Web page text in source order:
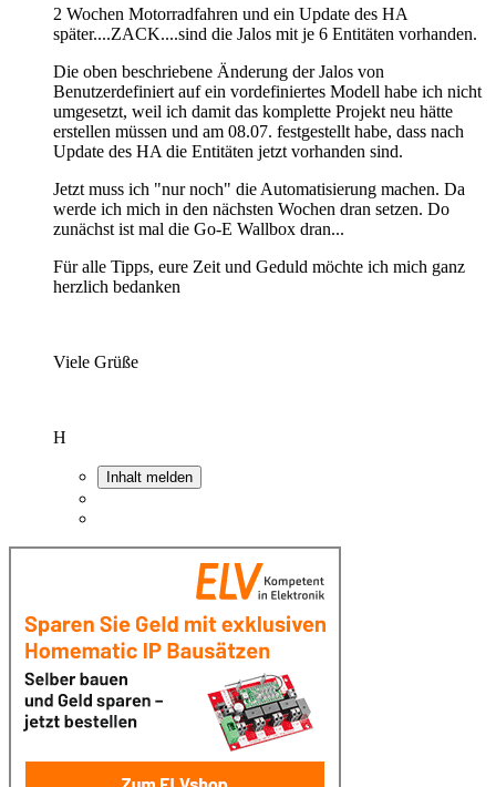
2 Wochen Motorradfahren und ein Update des HA
später....ZACK....sind die Jalos mit je 6 Entitäten vorhanden.
Die oben beschriebene Änderung der Jalos von
Benutzerdefiniert auf ein vordefiniertes Modell habe ich nicht
umgesetzt, weil ich damit das komplette Projekt neu hätte
erstellen müssen und am 08.07. festgestellt habe, dass nach
Update des HA die Entitäten jetzt vorhanden sind.
Jetzt muss ich "nur noch" die Automatisierung machen. Da
werde ich mich in den nächsten Wochen dran setzen. Do
zunächst ist mal die Go-E Wallbox dran...
Für alle Tipps, eure Zeit und Geduld möchte ich mich ganz
herzlich bedanken
Viele Grüße
H
Inhalt melden